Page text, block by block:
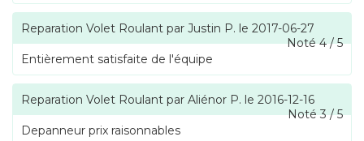
Reparation Volet Roulant par Justin P. le 2017-06-27
Noté4/5
Entièrement satisfaite de l'équipe
Reparation Volet Roulant par Aliénor P. le 2016-12-16
Noté3/5
Depanneur prix raisonnables